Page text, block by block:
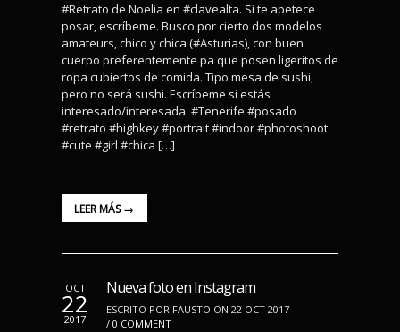
#Retrato de Noelia en #clavealta. Si te apetece
posar, escríbeme. Busco por cierto dos modelos
amateurs, chico y chica (#Asturias), con buen
cuerpo preferentemente pa que posen ligeritos de
ropa cubiertos de comida. Tipo mesa de sushi,
pero no será sushi. Escríbeme si estás
interesado/interesada. #Tenerife #posado
#retrato #highkey #portrait #indoor #photoshoot
#cute #girl #chica […]
LEER MÁS →
OCT
22
2017
Nueva foto en Instagram
ESCRITO POR FAUSTO ON 22 OCT 2017
/ 0 COMMENT